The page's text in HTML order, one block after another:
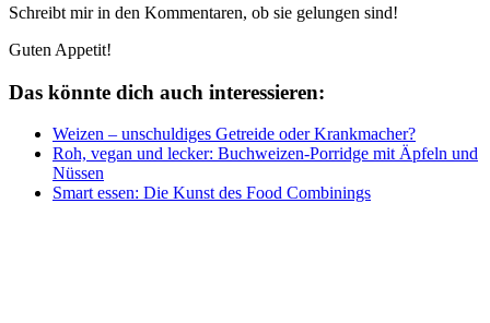
Schreibt mir in den Kommentaren, ob sie gelungen sind!
Guten Appetit!
Das könnte dich auch interessieren:
Weizen – unschuldiges Getreide oder Krankmacher?
Roh, vegan und lecker: Buchweizen-Porridge mit Äpfeln und
Nüssen
Smart essen: Die Kunst des Food Combinings